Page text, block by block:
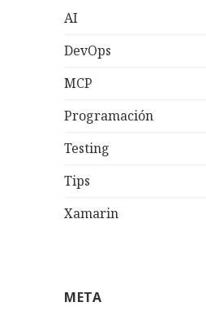
AI
DevOps
MCP
Programación
Testing
Tips
Xamarin
META